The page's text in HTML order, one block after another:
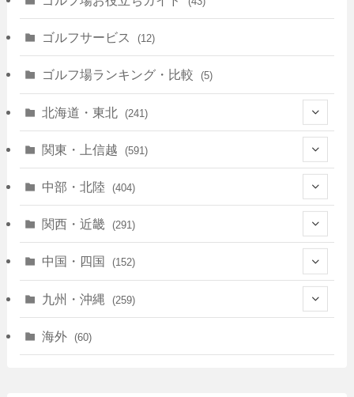
ゴルフサービス (12)
ゴルフ場ランキング・比較 (5)
北海道・東北 (241)
(128)
(10)
(17)
(35)
(30)
関東・上信越 (591)
(146)
(40)
(114)
(72)
(14)
中部・北陸 (404)
(13)
(83)
(78)
関西・近畿 (291)
(39)
(25)
中国・四国 (152)
(7)
(39)
九州・沖縄 (259)
(28)
海外 (60)